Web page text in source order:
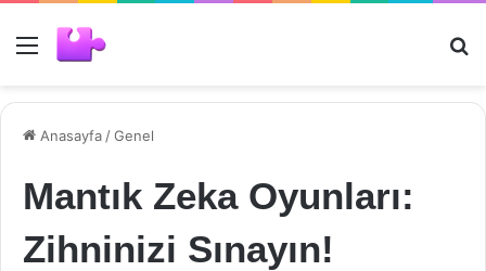
Menü
Anasayfa /Genel
Mantık Zeka Oyunları:
Zihninizi Sınayın!